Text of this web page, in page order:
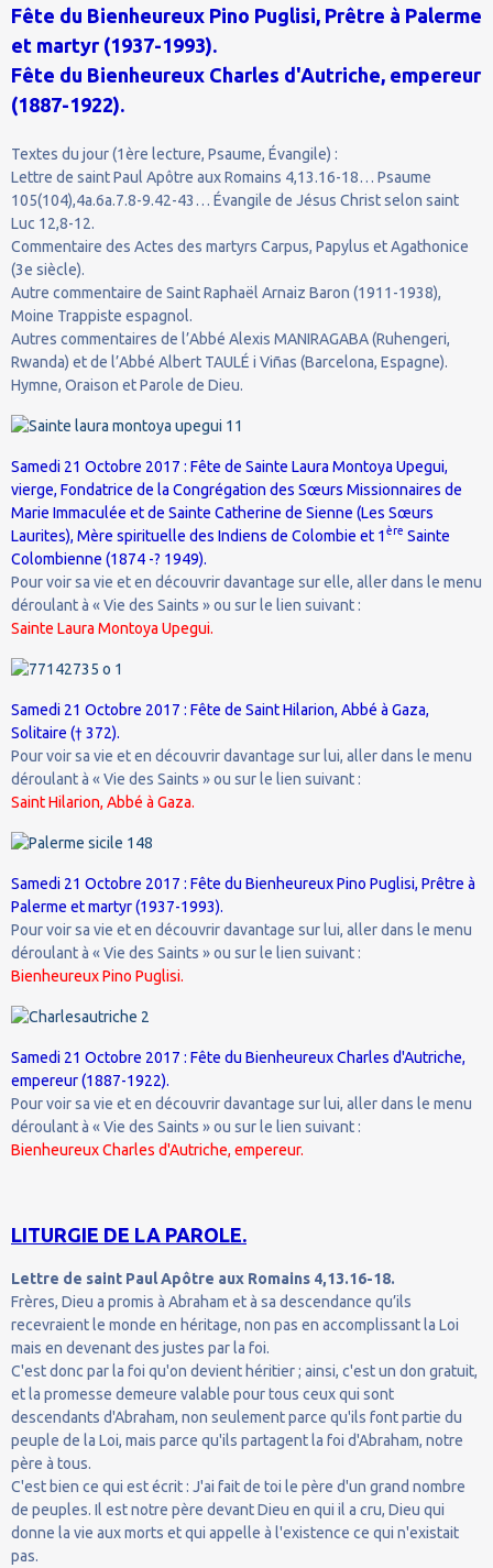
Fête du Bienheureux Pino Puglisi, Prêtre à Palerme
et martyr (1937-1993).
Fête du Bienheureux Charles d'Autriche, empereur
(1887-1922).
Textes du jour (1ère lecture, Psaume, Évangile) :
Lettre de saint Paul Apôtre aux Romains 4,13.16-18… Psaume
105(104),4a.6a.7.8-9.42-43… Évangile de Jésus Christ selon saint
Luc 12,8-12.
Commentaire des Actes des martyrs Carpus, Papylus et Agathonice
(3e siècle).
Autre commentaire de Saint Raphaël Arnaiz Baron (1911-1938),
Moine Trappiste espagnol.
Autres commentaires de l’Abbé Alexis MANIRAGABA (Ruhengeri,
Rwanda) et de l’Abbé Albert TAULÉ i Viñas (Barcelona, Espagne).
Hymne, Oraison et Parole de Dieu.
Samedi 21 Octobre 2017 : Fête de Sainte Laura Montoya Upegui,
vierge, Fondatrice de la Congrégation des Sœurs Missionnaires de
Marie Immaculée et de Sainte Catherine de Sienne (Les Sœurs
Laurites), Mère spirituelle des Indiens de Colombie et 1ère Sainte
Colombienne (1874 -? 1949).
Pour voir sa vie et en découvrir davantage sur elle, aller dans le menu
déroulant à « Vie des Saints » ou sur le lien suivant :
Sainte Laura Montoya Upegui.
Samedi 21 Octobre 2017 : Fête de Saint Hilarion, Abbé à Gaza,
Solitaire († 372).
Pour voir sa vie et en découvrir davantage sur lui, aller dans le menu
déroulant à « Vie des Saints » ou sur le lien suivant :
Saint Hilarion, Abbé à Gaza.
Samedi 21 Octobre 2017 : Fête du Bienheureux Pino Puglisi, Prêtre à
Palerme et martyr (1937-1993).
Pour voir sa vie et en découvrir davantage sur lui, aller dans le menu
déroulant à « Vie des Saints » ou sur le lien suivant :
Bienheureux Pino Puglisi.
Samedi 21 Octobre 2017 : Fête du Bienheureux Charles d'Autriche,
empereur (1887-1922).
Pour voir sa vie et en découvrir davantage sur lui, aller dans le menu
déroulant à « Vie des Saints » ou sur le lien suivant :
Bienheureux Charles d'Autriche, empereur.
LITURGIE DE LA PAROLE.
Lettre de saint Paul Apôtre aux Romains 4,13.16-18.
Frères, Dieu a promis à Abraham et à sa descendance qu’ils
recevraient le monde en héritage, non pas en accomplissant la Loi
mais en devenant des justes par la foi.
C'est donc par la foi qu'on devient héritier ; ainsi, c'est un don gratuit,
et la promesse demeure valable pour tous ceux qui sont
descendants d'Abraham, non seulement parce qu'ils font partie du
peuple de la Loi, mais parce qu'ils partagent la foi d'Abraham, notre
père à tous.
C'est bien ce qui est écrit : J'ai fait de toi le père d'un grand nombre
de peuples. Il est notre père devant Dieu en qui il a cru, Dieu qui
donne la vie aux morts et qui appelle à l'existence ce qui n'existait
pas.